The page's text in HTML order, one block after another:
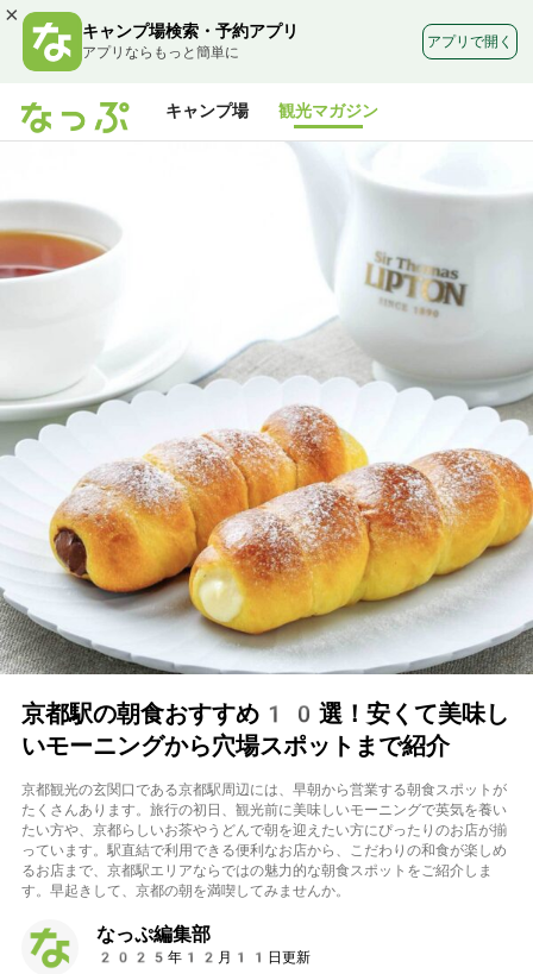
×
キャンプ場検索・予約アプリ
アプリならもっと簡単に
アプリで開く
キャンプ場 観光マガジン
京都駅の朝食おすすめ10選！安くて美味し
いモーニングから穴場スポットまで紹介
京都観光の玄関口である京都駅周辺には、早朝から営業する朝食スポットが
たくさんあります。旅行の初日、観光前に美味しいモーニングで英気を養い
たい方や、京都らしいお茶やうどんで朝を迎えたい方にぴったりのお店が揃
っています。駅直結で利用できる便利なお店から、こだわりの和食が楽しめ
るお店まで、京都駅エリアならではの魅力的な朝食スポットをご紹介しま
す。早起きして、京都の朝を満喫してみませんか。
なっぷ編集部
2025年12月11日更新